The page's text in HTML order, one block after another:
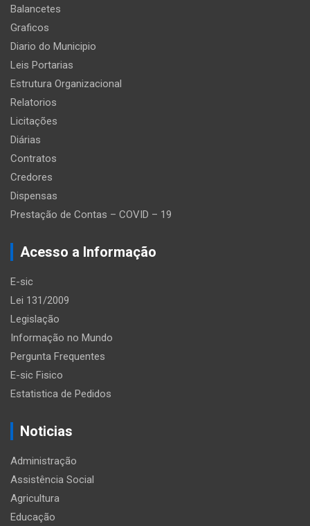
Balancetes
Graficos
Diario do Municipio
Leis Portarias
Estrutura Organizacional
Relatorios
Licitações
Diárias
Contratos
Credores
Dispensas
Prestação de Contas – COVID – 19
Acesso a Informação
E-sic
Lei 131/2009
Legislação
Informação no Mundo
Pergunta Frequentes
E-sic Fisico
Estatistica de Pedidos
Noticias
Administração
Assistência Social
Agricultura
Educação